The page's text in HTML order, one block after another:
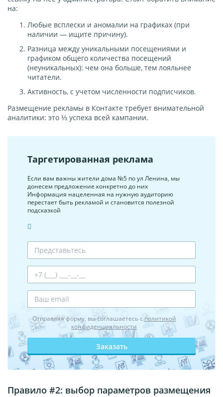
на:
Любые всплески и аномалии на графиках (при
наличии — ищите причину).
Разница между уникальными посещениями и
графиком общего количества посещений
(неуникальных): чем она больше, тем лояльнее
читатели.
Активность, с учетом численности подписчиков.
Размещение рекламы в Контакте требует внимательной
аналитики: это ⅓ успеха всей кампании.
Таргетированная реклама
Если вам важны жители дома №5 по ул Ленина, мы
донесем предложение конкретно до них
Информация нацеленная на нужную аудиторию
перестает быть рекламой и становится полезной
подсказкой
Отправляя форму, вы соглашаетесь сполитикой
конфиденциальности
Заказать
Правило #2: выбор параметров размещения